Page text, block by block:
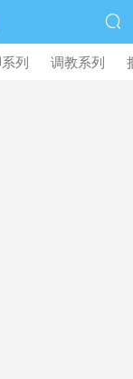

列 调教系列